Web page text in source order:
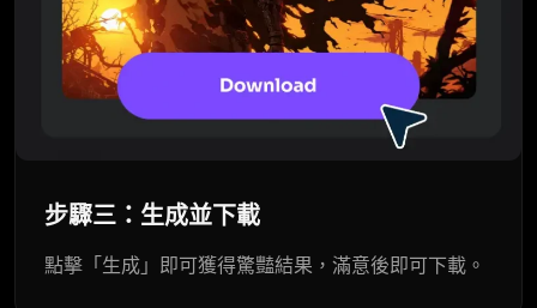
步驟三：生成並下載
點擊「生成」即可獲得驚豔結果，滿意後即可下載。